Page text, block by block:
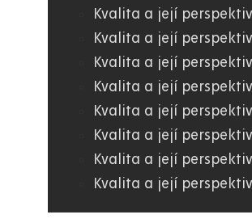
Kvalita a její
Kvalita a její
Kvalita a její
Kvalita a její
Kvalita a její
Kvalita a její
Kvalita a její
Kvalita a její